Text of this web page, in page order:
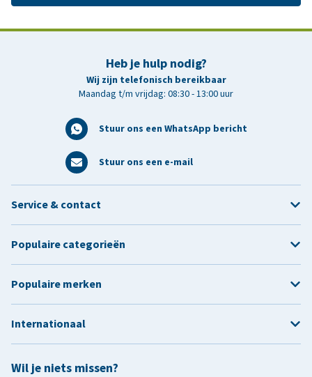
Heb je hulp nodig?
Wij zijn telefonisch bereikbaar
Maandag t/m vrijdag: 08:30 - 13:00 uur
Stuur ons een WhatsApp bericht
Stuur ons een e-mail
Wil je niets missen?
Service & contact
Populaire categorieën
Populaire merken
Internationaal